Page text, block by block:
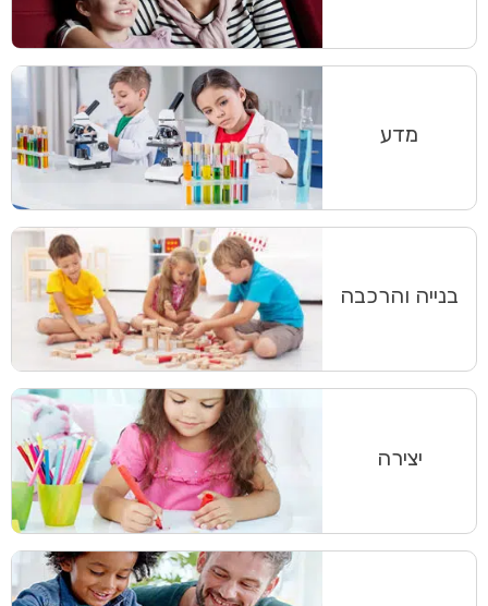
מדע
בנייה והרכבה
יצירה